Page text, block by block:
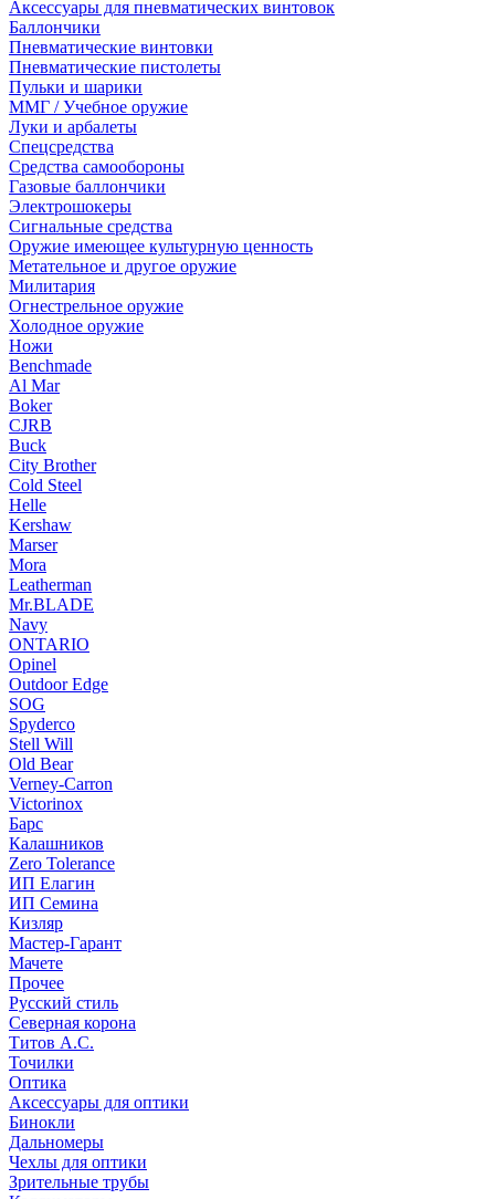
Аксессуары для пневматических винтовок
Баллончики
Пневматические винтовки
Пневматические пистолеты
Пульки и шарики
ММГ / Учебное оружие
Луки и арбалеты
Спецсредства
Средства самообороны
Газовые баллончики
Электрошокеры
Сигнальные средства
Оружие имеющее культурную ценность
Метательное и другое оружие
Милитария
Огнестрельное оружие
Холодное оружие
Ножи
Benchmade
Al Mar
Boker
CJRB
Buck
City Brother
Cold Steel
Helle
Kershaw
Marser
Mora
Leatherman
Mr.BLADE
Navy
ONTARIO
Opinel
Outdoor Edge
SOG
Spyderco
Stell Will
Old Bear
Verney-Carron
Victorinox
Барс
Калашников
Zero Tolerance
ИП Елагин
ИП Семина
Кизляр
Мастер-Гарант
Мачете
Прочее
Русский стиль
Северная корона
Титов А.С.
Точилки
Оптика
Аксессуары для оптики
Бинокли
Дальномеры
Чехлы для оптики
Зрительные трубы